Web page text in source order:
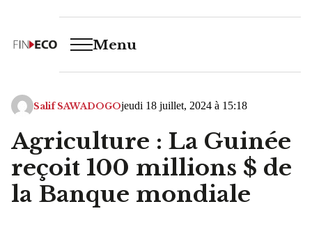
Menu
Salif SAWADOGOjeudi 18 juillet, 2024 à 15:18
Agriculture : La Guinée
reçoit 100 millions $ de
la Banque mondiale